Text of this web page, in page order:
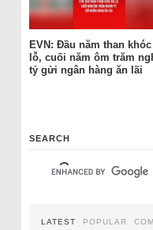
EVN: Đầu năm than
lỗ, cuối năm ôm trăm
tỷ gửi ngân hàng ăn lãi
SEARCH
LATEST POPULAR